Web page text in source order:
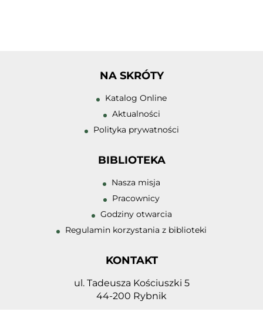
NA SKRÓTY
Katalog Online
Aktualności
Polityka prywatności
BIBLIOTEKA
Nasza misja
Pracownicy
Godziny otwarcia
Regulamin korzystania z biblioteki
KONTAKT
ul. Tadeusza Kościuszki 5
44-200 Rybnik
Odcienie